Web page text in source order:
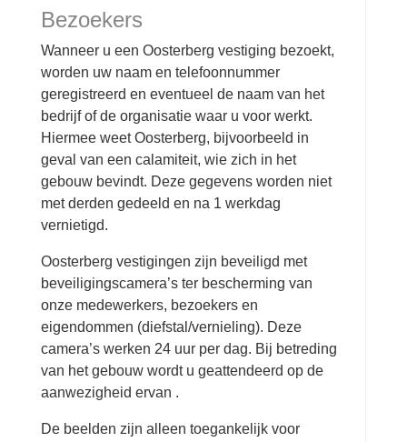
Bezoekers
Wanneer u een Oosterberg vestiging bezoekt,
worden uw naam en telefoonnummer
geregistreerd en eventueel de naam van het
bedrijf of de organisatie waar u voor werkt.
Hiermee weet Oosterberg, bijvoorbeeld in
geval van een calamiteit, wie zich in het
gebouw bevindt. Deze gegevens worden niet
met derden gedeeld en na 1 werkdag
vernietigd.
Oosterberg vestigingen zijn beveiligd met
beveiligingscamera’s ter bescherming van
onze medewerkers, bezoekers en
eigendommen (diefstal/vernieling). Deze
camera’s werken 24 uur per dag. Bij betreding
van het gebouw wordt u geattendeerd op de
aanwezigheid ervan .
De beelden zijn alleen toegankelijk voor